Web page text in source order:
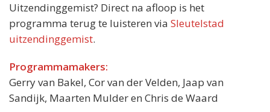
Uitzendinggemist? Direct na afloop is het
programma terug te luisteren via Sleutelstad
uitzendinggemist.
Programmamakers:
Gerry van Bakel, Cor van der Velden, Jaap van
Sandijk, Maarten Mulder en Chris de Waard